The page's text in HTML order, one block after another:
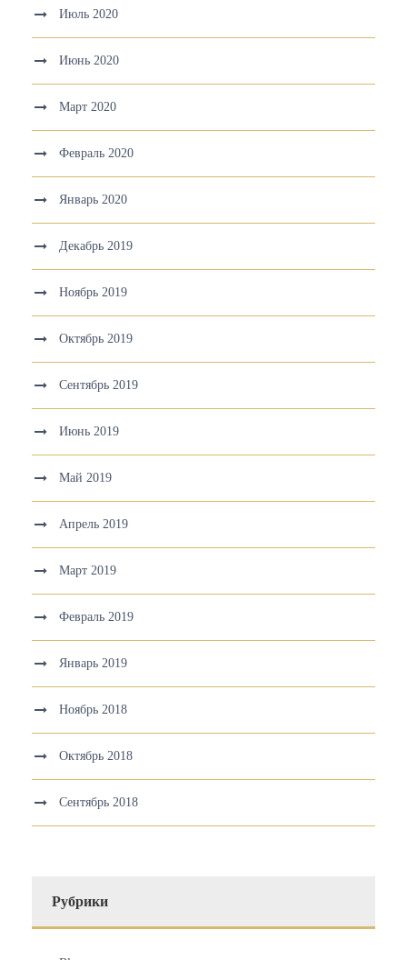
Июль 2020
Июнь 2020
Март 2020
Февраль 2020
Январь 2020
Декабрь 2019
Ноябрь 2019
Октябрь 2019
Сентябрь 2019
Июнь 2019
Май 2019
Апрель 2019
Март 2019
Февраль 2019
Январь 2019
Ноябрь 2018
Октябрь 2018
Сентябрь 2018
Рубрики